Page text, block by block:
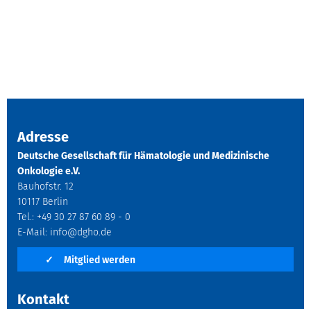
Adresse
Deutsche Gesellschaft für Hämatologie und Medizinische
Onkologie e.V.
Bauhofstr. 12
10117 Berlin
Tel.: +49 30 27 87 60 89 - 0
E-Mail: info@dgho.de
✓ Mitglied werden
Kontakt